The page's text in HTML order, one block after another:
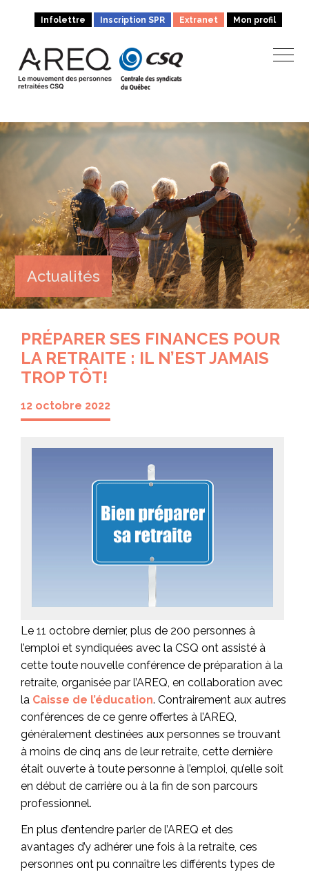
Infolettre Inscription SPR Extranet Mon profil
Actualités
PRÉPARER SES FINANCES POUR
LA RETRAITE : IL N’EST JAMAIS
TROP TÔT!
12 octobre 2022
Le 11 octobre dernier, plus de 200 personnes à
l’emploi et syndiquées avec la CSQ ont assisté à
cette toute nouvelle conférence de préparation à la
retraite, organisée par l’AREQ, en collaboration avec
la Caisse de l’éducation. Contrairement aux autres
conférences de ce genre offertes à l’AREQ,
généralement destinées aux personnes se trouvant
à moins de cinq ans de leur retraite, cette dernière
était ouverte à toute personne à l’emploi, qu’elle soit
en début de carrière ou à la fin de son parcours
professionnel.
En plus d’entendre parler de l’AREQ et des
avantages d’y adhérer une fois à la retraite, ces
personnes ont pu connaître les différents types de